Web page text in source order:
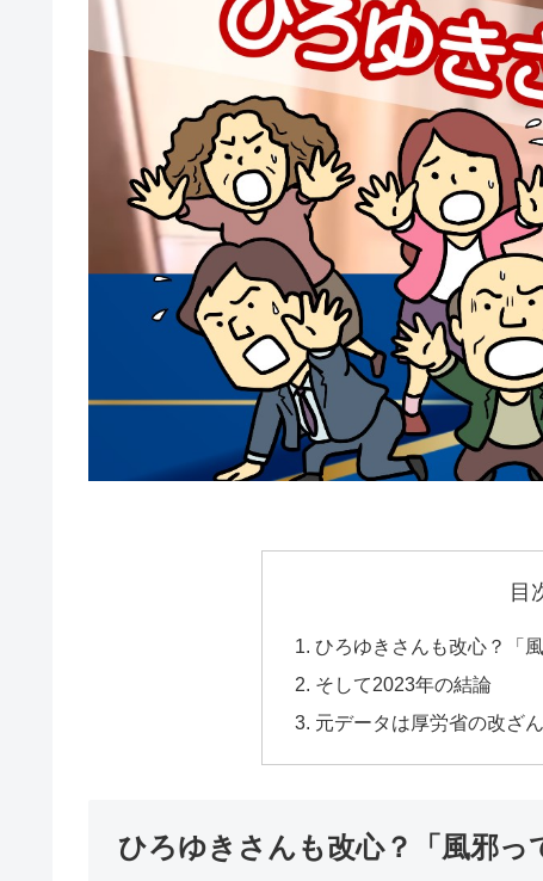
目
ひろゆきさんも改心？「
そして2023年の結論
元データは厚労省の改ざ
ひろゆきさんも改心？「風邪っ